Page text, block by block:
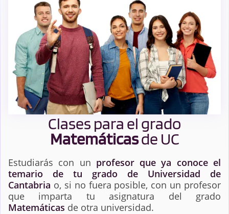
Clases para el grado
Matemáticasde UC
Estudiarás con un profesor que ya conoce el
temario de tu grado de Universidad de
Cantabria o, si no fuera posible, con un profesor
que imparta tu asignatura del grado
Matemáticas de otra universidad.